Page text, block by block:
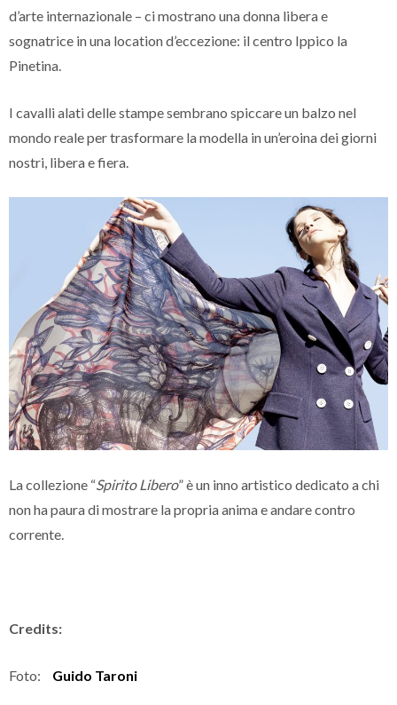
d’arte internazionale – ci mostrano una donna libera e
sognatrice in una location d’eccezione: il centro Ippico la
Pinetina.
I cavalli alati delle stampe sembrano spiccare un balzo nel
mondo reale per trasformare la modella in un’eroina dei giorni
nostri, libera e fiera.
La collezione “Spirito Libero” è un inno artistico dedicato a chi
non ha paura di mostrare la propria anima e andare contro
corrente.
Credits:
Foto: Guido Taroni